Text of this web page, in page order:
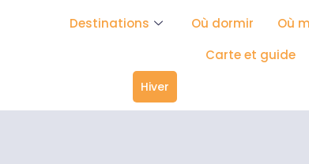
Destinations Où dormir Où
Carte et guide
Hiver